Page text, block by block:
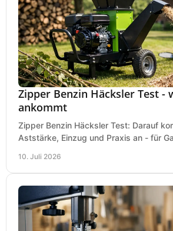
Zipper Benzin Häcksler Test -
ankommt
Zipper Benzin Häcksler Test: Darauf
Aststärke, Einzug und Praxis an - für
10. Juli 2026